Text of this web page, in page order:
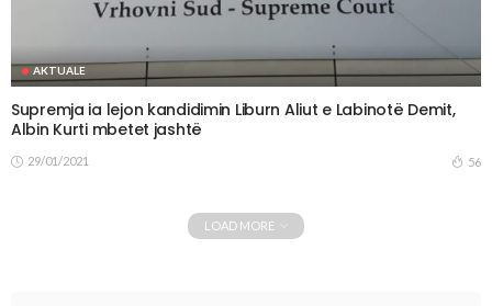
AKTUALE
Supremja ia lejon kandidimin Liburn Aliut e Labinotë Demit,
Albin Kurti mbetet jashtë
29/01/2021 56
LOAD MORE